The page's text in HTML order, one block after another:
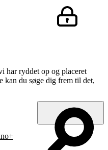
har ryddet op og placeret
kan du søge dig frem til det,